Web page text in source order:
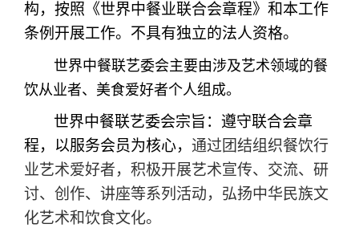
构，按照《世界中餐业联合会章程》和本工作
条例开展工作。不具有独立的法人资格。
世界中餐联艺委会主要由涉及艺术领域的餐
饮从业者、美食爱好者个人组成。
世界中餐联艺委会宗旨：遵守联合会章
程，以服务会员为核心， 通过团结组织餐饮行
业艺术爱好者，积极开展艺术宣传、交流、研
讨、创作、讲座等系列活动，弘扬中华民族文
化艺术和饮食文化。